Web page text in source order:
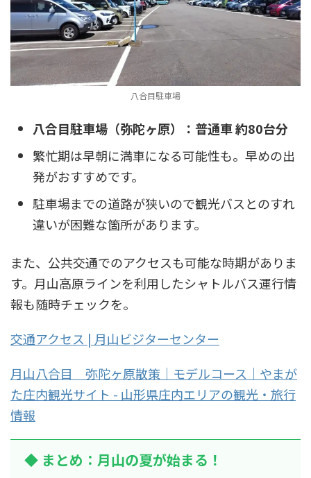
八合目駐車場
八合目駐車場（弥陀ヶ原）：普通車 約80台分
繁忙期は早朝に満車になる可能性も。早めの出
発がおすすめです。
駐車場までの道路が狭いので観光バスとのすれ
違いが困難な箇所があります。
また、公共交通でのアクセスも可能な時期がありま
す。月山高原ラインを利用したシャトルバス運行情
報も随時チェックを。
交通アクセス | 月山ビジターセンター
月山八合目 弥陀ヶ原散策｜モデルコース｜やまが
た庄内観光サイト - 山形県庄内エリアの観光・旅行
情報
◆ まとめ：月山の夏が始まる！